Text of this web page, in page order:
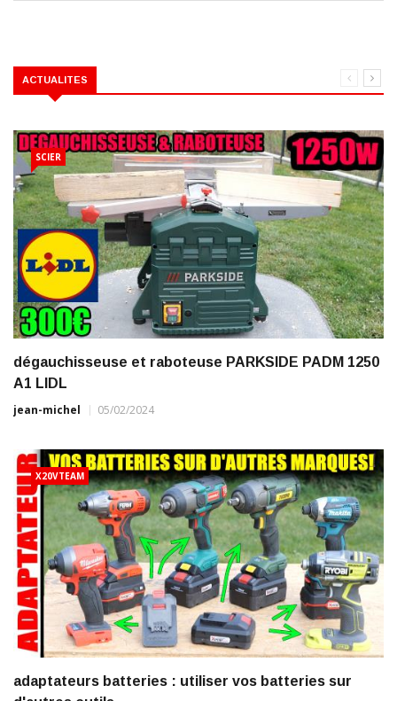
ACTUALITES
SCIER
dégauchisseuse et raboteuse PARKSIDE PADM 1250
A1 LIDL
jean-michel
05/02/2024
X20VTEAM
adaptateurs batteries : utiliser vos batteries sur